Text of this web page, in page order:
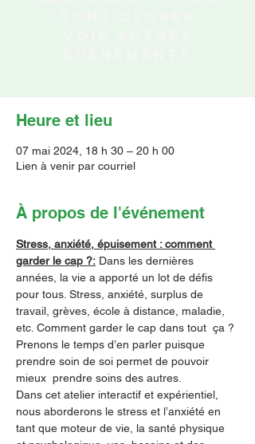
Heure et lieu
07 mai 2024, 18 h 30 – 20 h 00
Lien à venir par courriel
À propos de l'événement
Stress, anxiété, épuisement : comment
garder le cap ?: Dans les dernières
années, la vie a apporté un lot de défis
pour tous. Stress, anxiété, surplus de
travail, grèves, école à distance, maladie,
etc. Comment garder le cap dans tout  ça ?
Prenons le temps d’en parler puisque
prendre soin de soi permet de pouvoir
mieux  prendre soins des autres.
Dans cet atelier interactif et expérientiel,
nous aborderons le stress et l’anxiété en
tant que moteur de vie, la santé physique